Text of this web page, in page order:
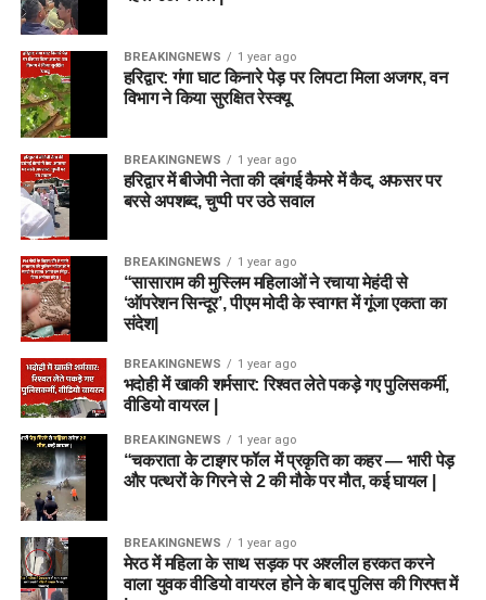
BREAKINGNEWS 1 year ago
हरिद्वार: गंगा घाट किनारे पेड़ पर लिपटा मिला अजगर, वन
विभाग ने किया सुरक्षित रेस्क्यू
BREAKINGNEWS 1 year ago
हरिद्वार में बीजेपी नेता की दबंगई कैमरे में कैद, अफसर पर
बरसे अपशब्द, चुप्पी पर उठे सवाल
BREAKINGNEWS 1 year ago
“सासाराम की मुस्लिम महिलाओं ने रचाया मेहंदी से
‘ऑपरेशन सिन्दूर’, पीएम मोदी के स्वागत में गूंजा एकता का
संदेश|
BREAKINGNEWS 1 year ago
भदोही में खाकी शर्मसार: रिश्वत लेते पकड़े गए पुलिसकर्मी,
वीडियो वायरल |
BREAKINGNEWS 1 year ago
“चकराता के टाइगर फॉल में प्रकृति का कहर — भारी पेड़
और पत्थरों के गिरने से 2 की मौके पर मौत, कई घायल |
BREAKINGNEWS 1 year ago
मेरठ में महिला के साथ सड़क पर अश्लील हरकत करने
वाला युवक वीडियो वायरल होने के बाद पुलिस की गिरफ्त में